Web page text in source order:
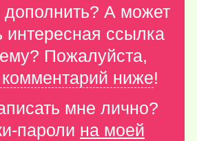
А может
интересная ссылка
Пожалуйста,
комментарий ниже!
мне лично?
пароли на моей